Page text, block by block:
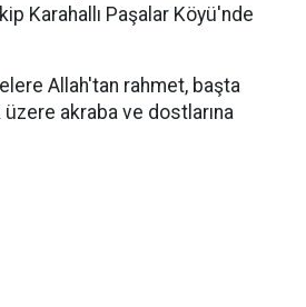
Karahallı Paşalar Köyü'nde
Allah'tan rahmet, başta
akraba ve dostlarına